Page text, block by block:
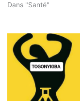
Dans "Santé"